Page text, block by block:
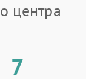
центра
7